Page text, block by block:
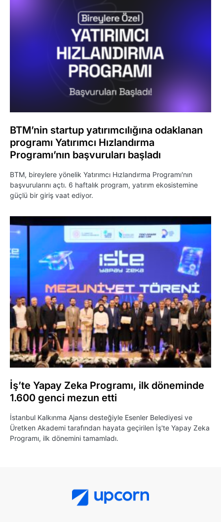
BTM’nin startup yatırımcılığına odaklanan
programı Yatırımcı Hızlandırma
Programı’nın başvuruları başladı
BTM, bireylere yönelik Yatırımcı Hızlandırma Programı'nın
başvurularını açtı. 6 haftalık program, yatırım ekosistemine
güçlü bir giriş vaat ediyor.
İş’te Yapay Zeka Programı, ilk döneminde
1.600 genci mezun etti
İstanbul Kalkınma Ajansı desteğiyle Esenler Belediyesi ve
Üretken Akademi tarafından hayata geçirilen İş'te Yapay Zeka
Programı, ilk dönemini tamamladı.